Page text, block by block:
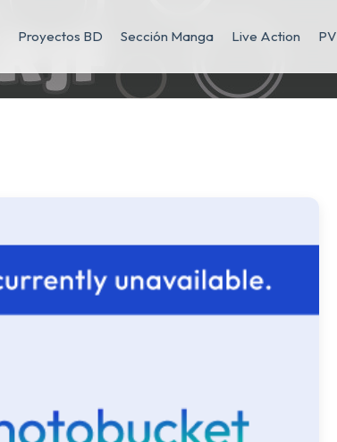
Proyectos BD Sección Manga Live Action PV